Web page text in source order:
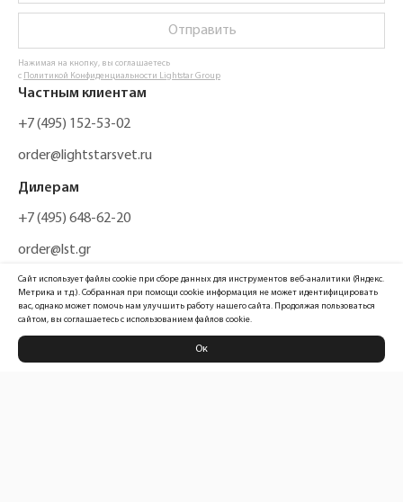
Отправить
Нажимая на кнопку, вы соглашаетесь
с Политикой Конфиденциальности Lightstar Group
Частным клиентам
+7 (495) 152-53-02
order@lightstarsvet.ru
Дилерам
+7 (495) 648-62-20
order@lst.gr
Политика конфиденциальности
Сайт использует файлы cookie при сборе данных для инструментов веб-аналитики (Яндекс.
Метрика и т.д.). Собранная при помощи cookie информация не может идентифицировать
вас, однако может помочь нам улучшить работу нашего сайта. Продолжая пользоваться
сайтом, вы соглашаетесь с использованием файлов cookie.
Ок